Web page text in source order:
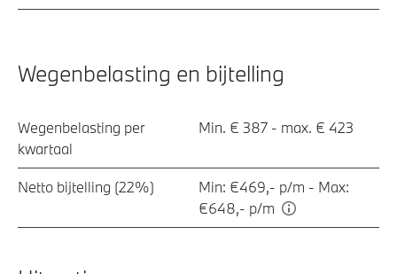
Wegenbelasting en bijtelling
Wegenbelasting per
kwartaal
Min. € 387 - max. € 423
Netto bijtelling (22%)
Min: €469,- p/m - Max:
€648,- p/m